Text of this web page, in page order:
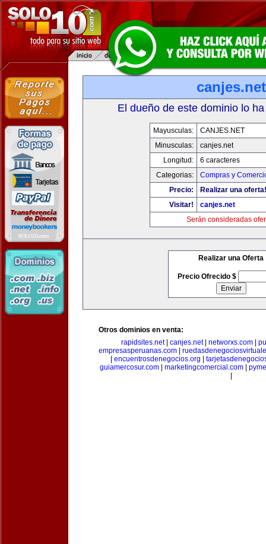
canjes.net
El dueño de este dominio lo
Mayusculas:
CANJES.NET
Minusculas:
canjes.net
Longitud:
6 caracteres
Categorias:
Compras y
Precio:
Realizar una oferta!
Visitar!
canjes.net
Serán consideradas
Realizar una Oferta
Precio Ofrecido $
Otros dominios en venta:
rapidsites.net| canjes.net| networxs.com
empresasperuanas.com
encuentrosdenegocios.org
guiamercosur.com| marketingcomercial.com|